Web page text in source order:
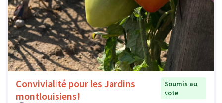
Convivialité pour les Jardins
montlouisiens!
Soumis au
vote